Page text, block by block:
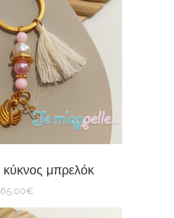
μπρελόκ
65,00€